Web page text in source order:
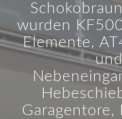
wurden
Elemente,
Garagentore,